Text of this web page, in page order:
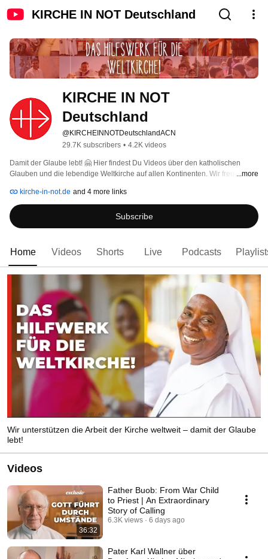
KIRCHE IN NOT Deutschland
KIRCHE IN NOT
Deutschland
@KIRCHEINNOTDeutschlandACN
29.7K subscribers • 4.2K videos
Damit der Glaube lebt! 🤗 Hier findest Du Videos über den katholischen
Glauben und die lebendige Weltkirche auf allen Kontinenten. Wir freuen uns
möchtest: Kanal abonnieren!
...more
kirche-in-not.de and 4 more links
Subscribe
Home Videos Shorts Live Podcasts
Wir unterstützen die Arbeit der Kirche weltweit – damit der Glaube
lebt!
Videos
36:32
Father Buob: From War Child
to Priest | An Extraordinary
Story of Calling
6.3K views 6 days ago
Pater Karl Wallner über